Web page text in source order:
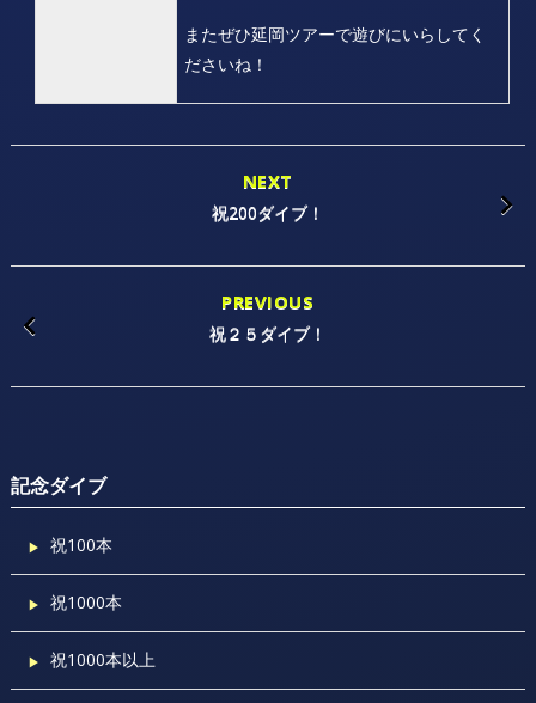
またぜひ延岡ツアーで遊びにいらしてく
ださいね！
NEXT
祝200ダイブ！
PREVIOUS
祝２５ダイブ！
記念ダイブ
祝100本
祝1000本
祝1000本以上